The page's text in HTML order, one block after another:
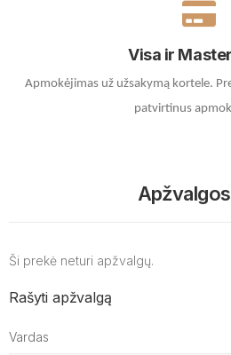
Visa ir
Apmokėjimas už užsakymą kortele.
patvirtinus
Ši prekė neturi apžvalgų.
Rašyti apžvalgą
Vardas